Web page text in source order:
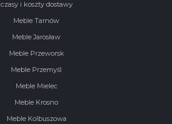
czasy i koszty dostawy
Meble Tarnów
Meble Jarosław
Meble Przeworsk
Meble Przemyśl
Meble Mielec
Meble Krosno
Meble Kolbuszowa